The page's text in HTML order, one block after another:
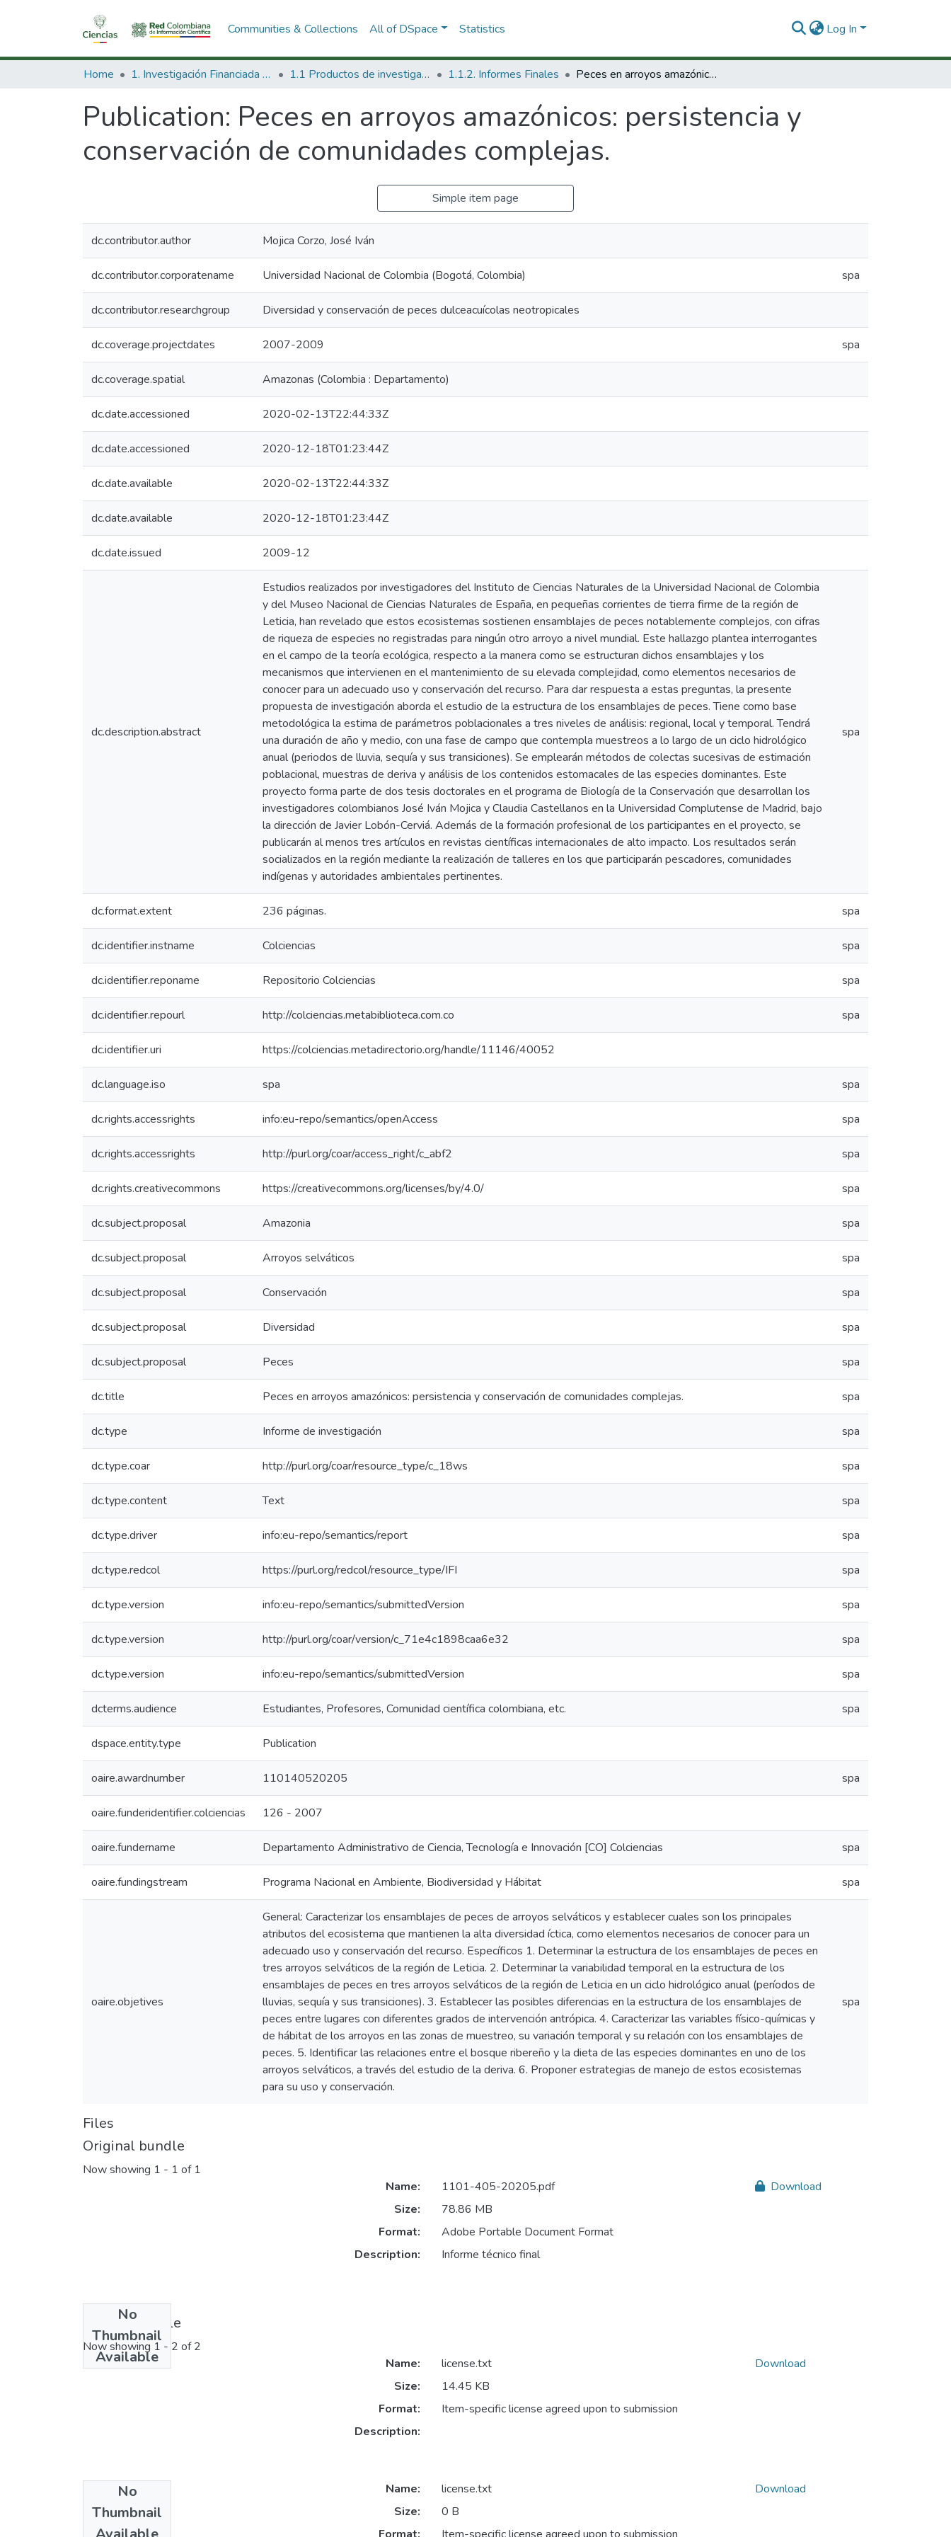
Communities & Collections All of DSpace Statistics Log In
Home 1. Investigación Financiada con Recursos Públicos 1.1 Productos de investigación 1.1.2. Informes Finales Peces en arroyos amazónicos: persistencia y conservación de comunidades complejas.
Publication: Peces en arroyos amazónicos: persistencia y
conservación de comunidades complejas.
Simple item page
dc.contributor.author Mojica Corzo, José Iván
dc.contributor.corporatename Universidad Nacional de Colombia (Bogotá, Colombia) spa
dc.contributor.researchgroup Diversidad y conservación de peces dulceacuícolas neotropicales
dc.coverage.projectdates 2007-2009 spa
dc.coverage.spatial Amazonas (Colombia : Departamento)
dc.date.accessioned 2020-02-13T22:44:33Z
dc.date.accessioned 2020-12-18T01:23:44Z
dc.date.available 2020-02-13T22:44:33Z
dc.date.available 2020-12-18T01:23:44Z
dc.date.issued 2009-12
dc.description.abstract
Estudios realizados por investigadores del Instituto de Ciencias Naturales de la Universidad Nacional de Colombia
y del Museo Nacional de Ciencias Naturales de España, en pequeñas corrientes de tierra firme de la región de
Leticia, han revelado que estos ecosistemas sostienen ensamblajes de peces notablemente complejos, con cifras
de riqueza de especies no registradas para ningún otro arroyo a nivel mundial. Este hallazgo plantea interrogantes
en el campo de la teoría ecológica, respecto a la manera como se estructuran dichos ensamblajes y los
mecanismos que intervienen en el mantenimiento de su elevada complejidad, como elementos necesarios de
conocer para un adecuado uso y conservación del recurso. Para dar respuesta a estas preguntas, la presente
propuesta de investigación aborda el estudio de la estructura de los ensamblajes de peces. Tiene como base
metodológica la estima de parámetros poblacionales a tres niveles de análisis: regional, local y temporal. Tendrá
una duración de año y medio, con una fase de campo que contempla muestreos a lo largo de un ciclo hidrológico
anual (periodos de lluvia, sequía y sus transiciones). Se emplearán métodos de colectas sucesivas de estimación
poblacional, muestras de deriva y análisis de los contenidos estomacales de las especies dominantes. Este
proyecto forma parte de dos tesis doctorales en el programa de Biología de la Conservación que desarrollan los
investigadores colombianos José Iván Mojica y Claudia Castellanos en la Universidad Complutense de Madrid, bajo
la dirección de Javier Lobón-Cerviá. Además de la formación profesional de los participantes en el proyecto, se
publicarán al menos tres artículos en revistas científicas internacionales de alto impacto. Los resultados serán
socializados en la región mediante la realización de talleres en los que participarán pescadores, comunidades
indígenas y autoridades ambientales pertinentes.
spa
dc.format.extent 236 páginas. spa
dc.identifier.instname Colciencias spa
dc.identifier.reponame Repositorio Colciencias spa
dc.identifier.repourl http://colciencias.metabiblioteca.com.co spa
dc.identifier.uri https://colciencias.metadirectorio.org/handle/11146/40052
dc.language.iso spa spa
dc.rights.accessrights info:eu-repo/semantics/openAccess spa
dc.rights.accessrights http://purl.org/coar/access_right/c_abf2 spa
dc.rights.creativecommons https://creativecommons.org/licenses/by/4.0/ spa
dc.subject.proposal Amazonia spa
dc.subject.proposal Arroyos selváticos spa
dc.subject.proposal Conservación spa
dc.subject.proposal Diversidad spa
dc.subject.proposal Peces spa
dc.title Peces en arroyos amazónicos: persistencia y conservación de comunidades complejas. spa
dc.type Informe de investigación spa
dc.type.coar http://purl.org/coar/resource_type/c_18ws spa
dc.type.content Text spa
dc.type.driver info:eu-repo/semantics/report spa
dc.type.redcol https://purl.org/redcol/resource_type/IFI spa
dc.type.version info:eu-repo/semantics/submittedVersion spa
dc.type.version http://purl.org/coar/version/c_71e4c1898caa6e32 spa
dc.type.version info:eu-repo/semantics/submittedVersion spa
dcterms.audience Estudiantes, Profesores, Comunidad científica colombiana, etc. spa
dspace.entity.type Publication
oaire.awardnumber 110140520205 spa
oaire.funderidentifier.colciencias 126 - 2007
oaire.fundername Departamento Administrativo de Ciencia, Tecnología e Innovación [CO] Colciencias spa
oaire.fundingstream Programa Nacional en Ambiente, Biodiversidad y Hábitat spa
oaire.objetives
General: Caracterizar los ensamblajes de peces de arroyos selváticos y establecer cuales son los principales
atributos del ecosistema que mantienen la alta diversidad íctica, como elementos necesarios de conocer para un
adecuado uso y conservación del recurso. Específicos 1. Determinar la estructura de los ensamblajes de peces en
tres arroyos selváticos de la región de Leticia. 2. Determinar la variabilidad temporal en la estructura de los
ensamblajes de peces en tres arroyos selváticos de la región de Leticia en un ciclo hidrológico anual (períodos de
lluvias, sequía y sus transiciones). 3. Establecer las posibles diferencias en la estructura de los ensamblajes de
peces entre lugares con diferentes grados de intervención antrópica. 4. Caracterizar las variables físico-químicas y
de hábitat de los arroyos en las zonas de muestreo, su variación temporal y su relación con los ensamblajes de
peces. 5. Identificar las relaciones entre el bosque ribereño y la dieta de las especies dominantes en uno de los
arroyos selváticos, a través del estudio de la deriva. 6. Proponer estrategias de manejo de estos ecosistemas
para su uso y conservación.
spa
Files
Original bundle
Now showing 1 - 1 of 1
No
Thumbnail
Available
Name:
1101-405-20205.pdf
Size:
78.86 MB
Format:
Adobe Portable Document Format
Description:
Informe técnico final
Download
License bundle
Now showing 1 - 2 of 2
No
Thumbnail
Name:
license.txt
Size:
14.45 KB
Format:
Item-specific license agreed upon to submission
Description:
Download
Name:
license.txt
Size:
0 B
Download